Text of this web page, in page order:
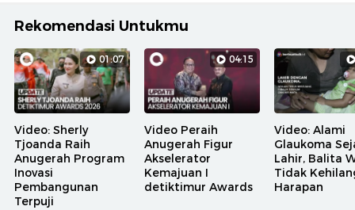
Rekomendasi Untukmu
01:07
Video: Sherly
Tjoanda Raih
Anugerah Program
Inovasi
Pembangunan
Terpuji
04:15
Video Peraih
Anugerah Figur
Akselerator
Kemajuan I
detiktimur Awards
Video: Alami
Glaukoma
Lahir, Balita
Tidak
Harapan